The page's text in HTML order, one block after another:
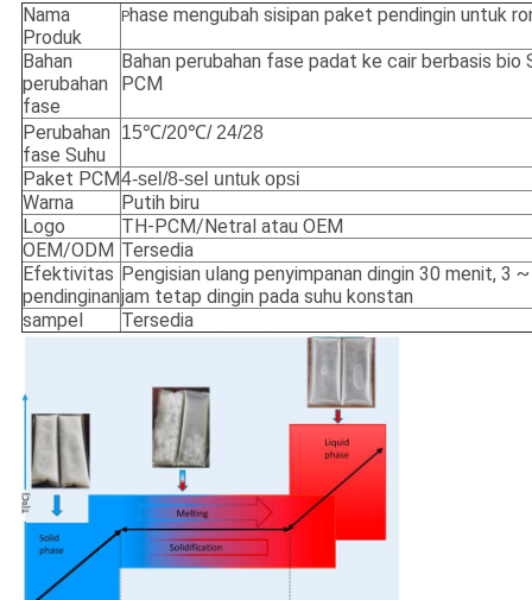
Nama
Produk
Phase mengubah sisipan paket pendingin untuk
Bahan
perubahan
fase
Bahan perubahan fase padat ke cair berbasis bio
PCM
Perubahan
fase Suhu
15℃/20℃/ 24/28
Paket PCM4-sel/8-sel untuk opsi
Warna
Putih biru
Logo
TH-PCM/Netral atau OEM
OEM/ODM Tersedia
Efektivitas
pendinginan
Pengisian ulang penyimpanan dingin 30 menit, 3
jam tetap dingin pada suhu konstan
sampel
Tersedia